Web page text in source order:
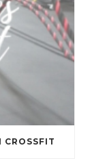
CROSSFIT